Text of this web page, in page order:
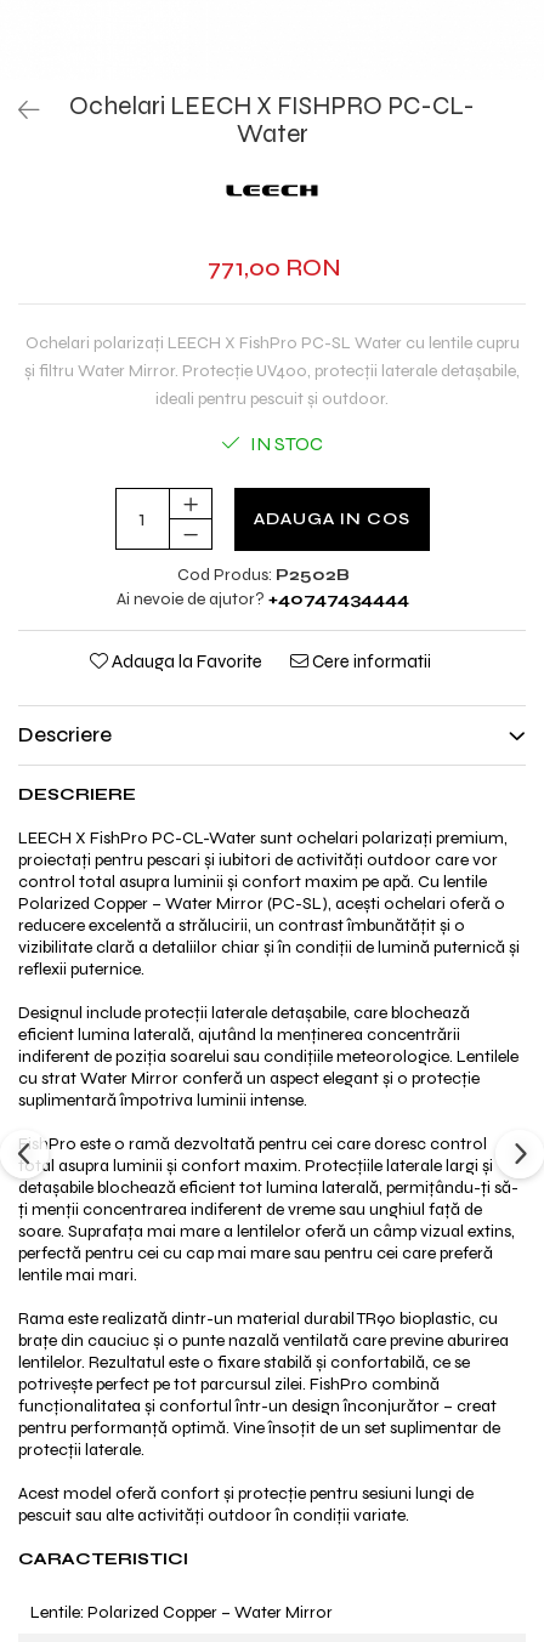
Ochelari LEECH X FISHPRO PC-CL-
Water
771,00 RON
Ochelari polarizați LEECH X FishPro PC-SL Water cu lentile cupru
și filtru Water Mirror. Protecție UV400, protecții laterale detașabile,
ideali pentru pescuit și outdoor.
IN STOC
ADAUGA IN COS
Cod Produs: P2502B
Ai nevoie de ajutor? +40747434444
Adauga la Favorite Cere informatii
Descriere
DESCRIERE
LEECH X FishPro PC-CL-Water sunt ochelari polarizați premium,
proiectați pentru pescari și iubitori de activități outdoor care vor
control total asupra luminii și confort maxim pe apă. Cu lentile
Polarized Copper – Water Mirror (PC-SL), acești ochelari oferă o
reducere excelentă a strălucirii, un contrast îmbunătățit și o
vizibilitate clară a detaliilor chiar și în condiții de lumină puternică și
reflexii puternice.
Designul include protecții laterale detașabile, care blochează
eficient lumina laterală, ajutând la menținerea concentrării
indiferent de poziția soarelui sau condițiile meteorologice. Lentilele
cu strat Water Mirror conferă un aspect elegant și o protecție
suplimentară împotriva luminii intense.
FishPro este o ramă dezvoltată pentru cei care doresc control
total asupra luminii și confort maxim. Protecțiile laterale largi și
detașabile blochează eficient tot lumina laterală, permițându-ți să-
ți menții concentrarea indiferent de vreme sau unghiul față de
soare. Suprafața mai mare a lentilelor oferă un câmp vizual extins,
perfectă pentru cei cu cap mai mare sau pentru cei care preferă
lentile mai mari.
Rama este realizată dintr-un material durabil TR90 bioplastic, cu
brațe din cauciuc și o punte nazală ventilată care previne aburirea
lentilelor. Rezultatul este o fixare stabilă și confortabilă, ce se
potrivește perfect pe tot parcursul zilei. FishPro combină
funcționalitatea și confortul într-un design înconjurător – creat
pentru performanță optimă. Vine însoțit de un set suplimentar de
protecții laterale.
Acest model oferă confort și protecție pentru sesiuni lungi de
pescuit sau alte activități outdoor în condiții variate.
CARACTERISTICI
Lentile: Polarized Copper – Water Mirror